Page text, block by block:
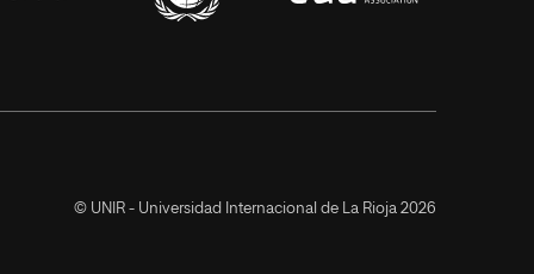
© UNIR - Universidad Internacional de La Rioja 2026